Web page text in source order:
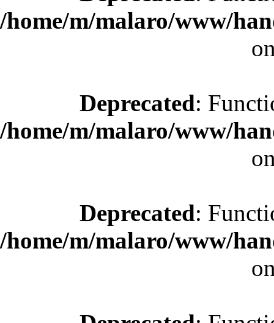
/home/m/malaro/www/
Deprecated:
/home/m/malaro/www/
Deprecated:
/home/m/malaro/www/